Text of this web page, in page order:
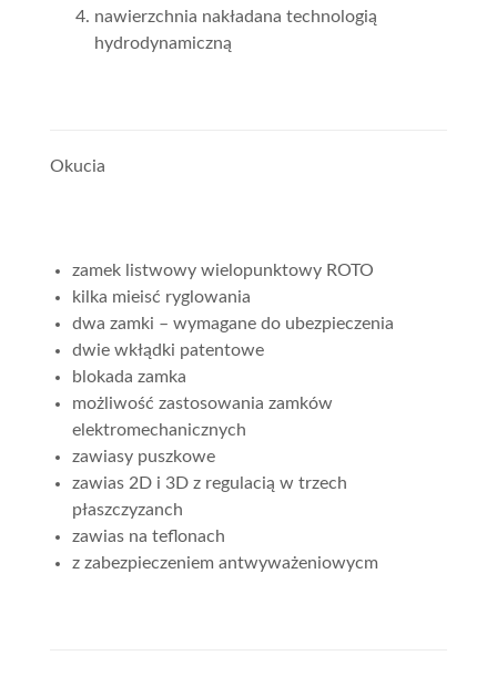
nawierzchnia nakładana technologią
hydrodynamiczną
Okucia
zamek listwowy wielopunktowy ROTO
kilka mieisć ryglowania
dwa zamki – wymagane do ubezpieczenia
dwie wkłądki patentowe
blokada zamka
możliwość zastosowania zamków
elektromechanicznych
zawiasy puszkowe
zawias 2D i 3D z regulacią w trzech
płaszczyzanch
zawias na teflonach
z zabezpieczeniem antwyważeniowycm